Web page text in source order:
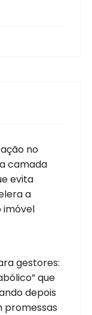
no
camada
evita
a
imóvel
gestores:
que
depois
promessas